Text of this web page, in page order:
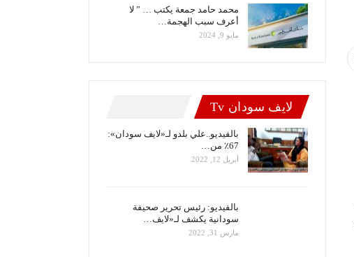
محمد حامد جمعة يكتب … ” لا
أعرف سبب الهجمة…
مايو 9, 2024
لايف سودان Tv
بالفيديو..علي بلدو لـ«لايف سودان»:
67٪ من…
أبريل 12, 2022
بالفيديو: رئيس تحرير صحيفة
سودانية يكشف لـ«لايف…
مارس 31, 2022